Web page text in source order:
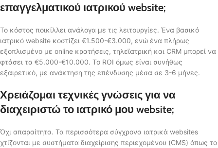
επαγγελματικού ιατρικού website;
Το κόστος ποικίλλει ανάλογα με τις λειτουργίες. Ένα βασικό
ιατρικό website κοστίζει €1.500-€3.000, ενώ ένα πλήρως
εξοπλισμένο με online κρατήσεις, τηλεϊατρική και CRM μπορεί να
φτάσει τα €5.000-€10.000. Το ROI όμως είναι συνήθως
εξαιρετικό, με ανάκτηση της επένδυσης μέσα σε 3-6 μήνες.
Χρειάζομαι τεχνικές γνώσεις για να
διαχειριστώ το ιατρικό μου website;
Όχι απαραίτητα. Τα περισσότερα σύγχρονα ιατρικά websites
χτίζονται με συστήματα διαχείρισης περιεχομένου (CMS) όπως το